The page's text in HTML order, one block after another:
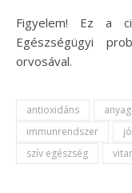
Figyelem! Ez a
Egészségügyi
orvosával.
antioxidáns
immunrendszer
szív egészség